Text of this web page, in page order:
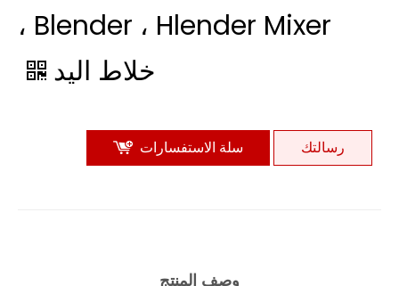
Blender ، Hlender Mixer ،
خلاط اليد
رسالتك سلة الاستفسارات
وصف المنتج